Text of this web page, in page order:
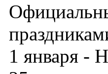
1 января -